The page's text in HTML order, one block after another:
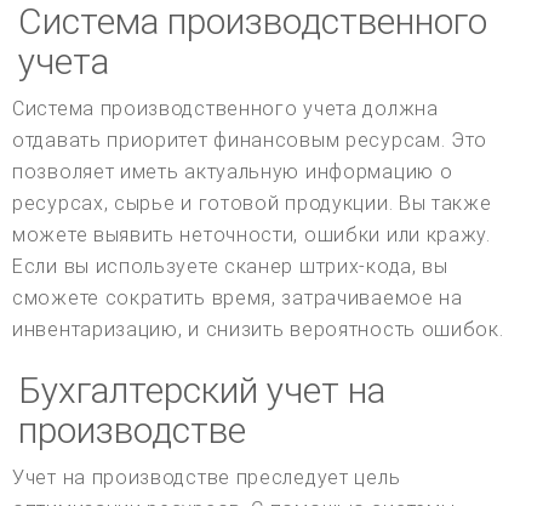
Система производственного
учета
Система производственного учета должна
отдавать приоритет финансовым ресурсам. Это
позволяет иметь актуальную информацию о
ресурсах, сырье и готовой продукции. Вы также
можете выявить неточности, ошибки или кражу.
Если вы используете сканер штрих-кода, вы
сможете сократить время, затрачиваемое на
инвентаризацию, и снизить вероятность ошибок.
Бухгалтерский учет на
производстве
Учет на производстве преследует цель